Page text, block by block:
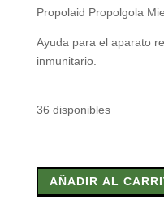
Propolaid Propolgola
Ayuda para el aparato
inmunitario.
36 disponibles
PROPOLGOLA
MIEL
AÑADIR AL